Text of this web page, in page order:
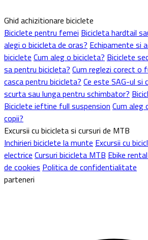
Ghid achizitionare biciclete
Biciclete pentru femei Bicicleta hardtail
alegi o bicicleta de oras? Echipamente si
biciclete Cum aleg o bicicleta? Biciclete
sa pentru bicicleta? Cum reglezi corect o
casca pentru bicicleta? Ce este SAG-ul si
scurta sau lunga pentru schimbator?
Biciclete ieftine full suspension Cum aleg
copii?
Excursii cu bicicleta si cursuri de MTB
Inchirieri biciclete la munte Excursii cu
electrice Cursuri bicicleta MTB Ebike
de cookies Politica de confidentialitate
parteneri